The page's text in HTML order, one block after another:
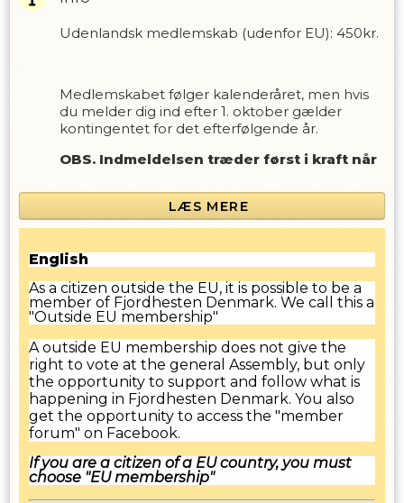
Udenlandsk medlemskab (udenfor EU): 450kr.
Medlemskabet følger kalenderåret, men hvis
du melder dig ind efter 1. oktober gælder
kontingentet for det efterfølgende år.
OBS. Indmeldelsen træder først i kraft når
LÆS MERE
English
As a citizen outside the EU, it is possible to be a
member of Fjordhesten Denmark. We call this a
"Outside EU membership"
A outside EU membership does not give the
right to vote at the general Assembly, but only
the opportunity to support and follow what is
happening in Fjordhesten Denmark. You also
get the opportunity to access the "member
forum" on Facebook.
If you are a citizen of a EU country, you must
choose "EU membership"